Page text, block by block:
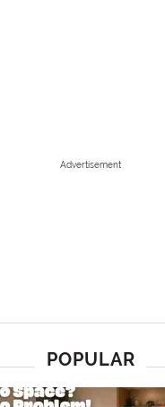
Advertisement
POPULAR